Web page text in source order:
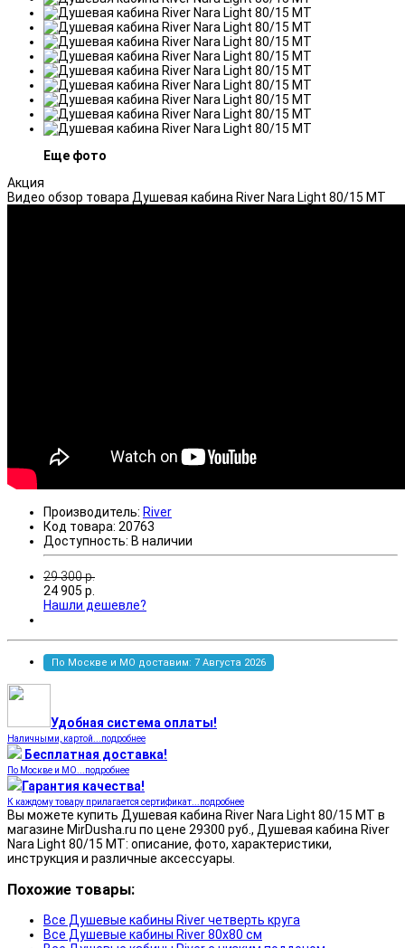
Еще фото
Акция
Видео обзор товара Душевая кабина River Nara Light 80/15 МТ
Производитель: River
Код товара: 20763
Доступность: В наличии
29 300р.
24 905 р.
Нашли дешевле?
По Москве и МО доставим: 7 Августа 2026
Удобная система оплаты!
Наличными, картой...подробнее
Бесплатная доставка!
По Москве и МО...подробнее
Гарантия качества!
К каждому товару прилагается сертификат...подробнее
Вы можете купить Душевая кабина River Nara Light 80/15 МТ в
магазине MirDusha.ru по цене 29300 руб., Душевая кабина River
Nara Light 80/15 МТ: описание, фото, характеристики,
инструкция и различные аксессуары.
Похожие товары:
Все Душевые кабины River четверть круга
Все Душевые кабины River 80x80 см